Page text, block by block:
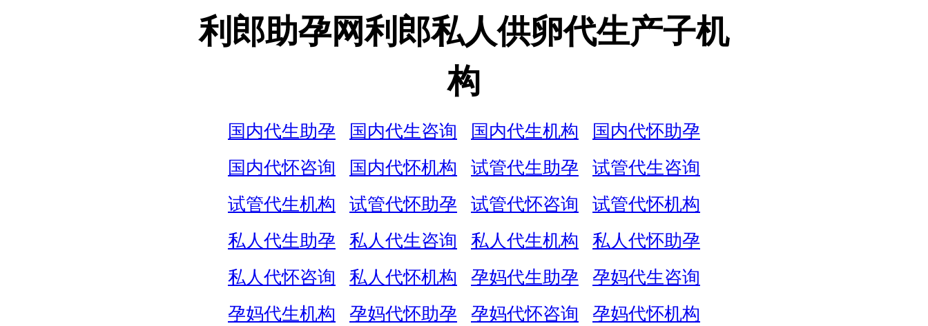
利郎助孕网利郎私人供卵代生产子机
构
国内代生助孕 国内代生咨询 国内代生机构
国内代怀助孕
国内代怀咨询
国内代怀机构 试管代生助孕
试管代生咨询
试管代生机构
试管代怀助孕 试管代怀咨询
试管代怀机构
私人代生助孕
私人代生咨询 私人代生机构
私人代怀助孕
私人代怀咨询
私人代怀机构 孕妈代生助孕
孕妈代生咨询
孕妈代生机构
孕妈代怀助孕 孕妈代怀咨询
孕妈代怀机构